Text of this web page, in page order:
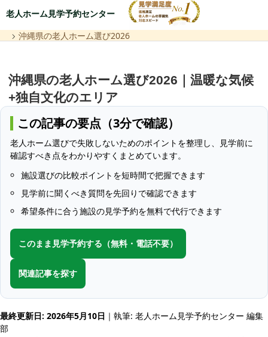
老人ホーム見学予約センター
沖縄県の老人ホーム選び2026
沖縄県の老人ホーム選び2026｜温暖な気候
+独自文化のエリア
この記事の要点（3分で確認）
老人ホーム選びで失敗しないためのポイントを整理し、見学前に
確認すべき点をわかりやすくまとめています。
施設選びの比較ポイントを短時間で把握できます
見学前に聞くべき質問を先回りで確認できます
希望条件に合う施設の見学予約を無料で代行できます
このまま見学予約する（無料・電話不要）
関連記事を探す
最終更新日: 2026年5月10日 ｜執筆: 老人ホーム見学予約センター 編集
部